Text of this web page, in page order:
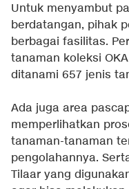
Untuk menyambut
berdatangan, pihak
berbagai fasilitas.
tanaman koleksi
ditanami 657 jenis
Ada juga area
memperlihatkan
tanaman-tanaman
pengolahannya.
Tilaar yang